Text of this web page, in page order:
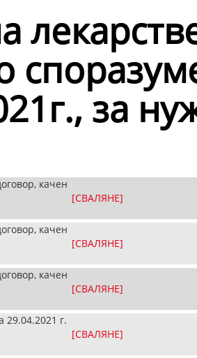
за
качен
[СВАЛЯНЕ]
качен
[СВАЛЯНЕ]
качен
[СВАЛЯНЕ]
29.04.2021 г.
[СВАЛЯНЕ]